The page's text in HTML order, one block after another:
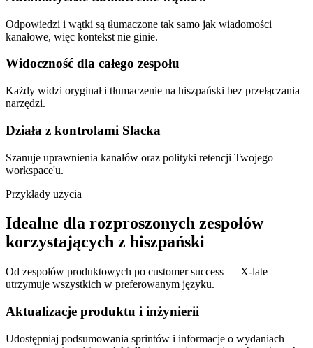
Odpowiedzi i wątki są tłumaczone tak samo jak wiadomości
kanałowe, więc kontekst nie ginie.
Widoczność dla całego zespołu
Każdy widzi oryginał i tłumaczenie na hiszpański bez przełączania
narzędzi.
Działa z kontrolami Slacka
Szanuje uprawnienia kanałów oraz polityki retencji Twojego
workspace'u.
Przykłady użycia
Idealne dla rozproszonych zespołów
korzystających z hiszpański
Od zespołów produktowych po customer success — X-late
utrzymuje wszystkich w preferowanym języku.
Aktualizacje produktu i inżynierii
Udostępniaj podsumowania sprintów i informacje o wydaniach